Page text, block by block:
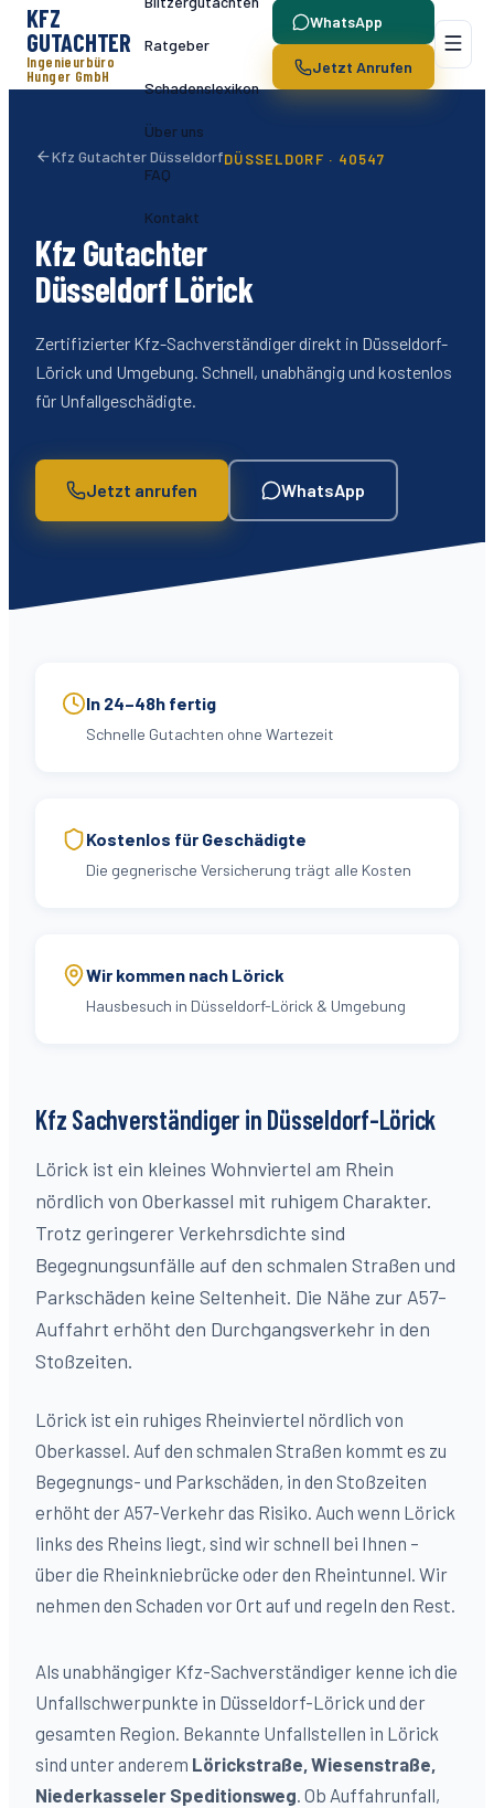
KFZ
GUTACHTER
Ingenieurbüro
Hunger GmbH
Ratgeber
Schadenslexikon
Über uns
FAQ
Kontakt
WhatsApp
Jetzt Anrufen
Kfz Gutachter DüsseldorfDÜSSELDORF · 40547
Kfz Gutachter
DüsseldorfLörick
Zertifizierter Kfz-Sachverständiger direkt in Düsseldorf-
Lörick und Umgebung. Schnell, unabhängig und kostenlos
für Unfallgeschädigte.
Jetzt anrufen WhatsApp
In 24–48h fertig
Schnelle Gutachten ohne Wartezeit
Kostenlos für Geschädigte
Die gegnerische Versicherung trägt alle Kosten
Wir kommen nach Lörick
Hausbesuch in Düsseldorf-Lörick & Umgebung
Kfz Sachverständiger in Düsseldorf-Lörick
Lörick ist ein kleines Wohnviertel am Rhein
nördlich von Oberkassel mit ruhigem Charakter.
Trotz geringerer Verkehrsdichte sind
Begegnungsunfälle auf den schmalen Straßen und
Parkschäden keine Seltenheit. Die Nähe zur A57-
Auffahrt erhöht den Durchgangsverkehr in den
Stoßzeiten.
Lörick ist ein ruhiges Rheinviertel nördlich von
Oberkassel. Auf den schmalen Straßen kommt es zu
Begegnungs- und Parkschäden, in den Stoßzeiten
erhöht der A57-Verkehr das Risiko. Auch wenn Lörick
links des Rheins liegt, sind wir schnell bei Ihnen –
über die Rheinkniebrücke oder den Rheintunnel. Wir
nehmen den Schaden vor Ort auf und regeln den Rest.
Als unabhängiger Kfz-Sachverständiger kenne ich die
Unfallschwerpunkte in Düsseldorf-Lörick und der
gesamten Region. Bekannte Unfallstellen in Lörick
sind unter anderem Lörickstraße, Wiesenstraße,
Niederkasseler Speditionsweg. Ob Auffahrunfall,